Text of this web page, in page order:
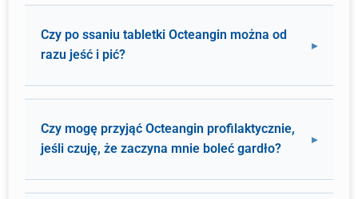
Czy po ssaniu tabletki Octeangin można od
razu jeść i pić?
Czy mogę przyjąć Octeangin profilaktycznie,
jeśli czuję, że zaczyna mnie boleć gardło?